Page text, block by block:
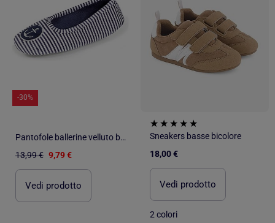
-30%
Pantofole ballerine velluto bambina Isotoner
13,99 € 9,79 €
Vedi prodotto
Sneakers basse bicolore
18,00 €
Vedi prodotto
2 colori